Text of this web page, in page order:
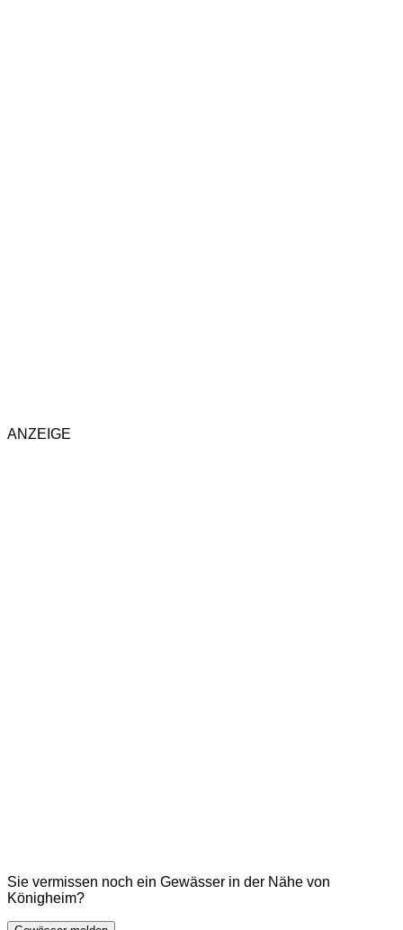
ANZEIGE
Sie vermissen noch ein Gewässer in der Nähe von
Königheim?